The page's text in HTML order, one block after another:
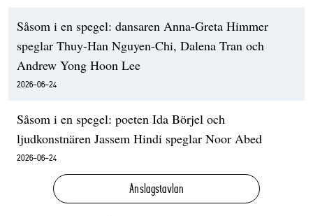
Såsom i en spegel: dansaren Anna-Greta Himmer
speglar Thuy-Han Nguyen-Chi, Dalena Tran och
Andrew Yong Hoon Lee
2026-06-24
Såsom i en spegel: poeten Ida Börjel och
ljudkonstnären Jassem Hindi speglar Noor Abed
2026-06-24
Anslagstavlan